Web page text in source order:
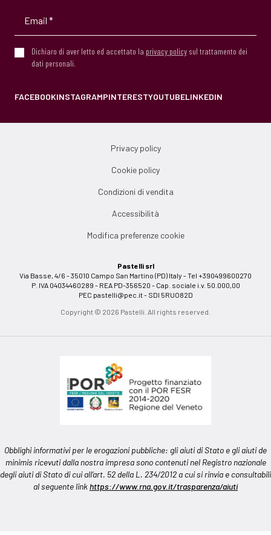
Dichiaro di aver letto ed accettato la privacy policy sul trattamento dei
dati personali.
FACEBOOKINSTAGRAMPINTERESTYOUTUBELINKEDIN
Privacy policy
Cookie policy
Condizioni di vendita
Accessibilità
Modifica preferenze cookie
Pastelli srl
Via Basse, 4/6 - 35010 Campo San Martino (PD) Italy - Tel +390499600270
P. IVA 04034460289 - REA PD-356520 - Cap. sociale i.v. 50.000,00
PEC pastelli@pec.it- SDI 5RUO82D
Copyright © 2026 Pastelli. All rights reserved.
Obblighi informativi per le erogazioni pubbliche: gli aiuti di Stato e gli aiuti de
minimis ricevuti dalla nostra impresa sono contenuti nel Registro nazionale
degli aiuti di Stato di cui all’art. 52 della L. 234/2012 a cui si rinvia e consultabili
al seguente linkhttps://www.rna.gov.it/trasparenza/aiuti